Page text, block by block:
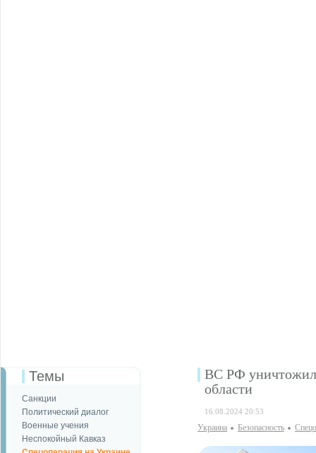
Темы
Санкции
Политический диалог
Военные учения
Неспокойный Кавказ
ВС РФ
области
16.08.2024 20:53
Украина Безопаcность